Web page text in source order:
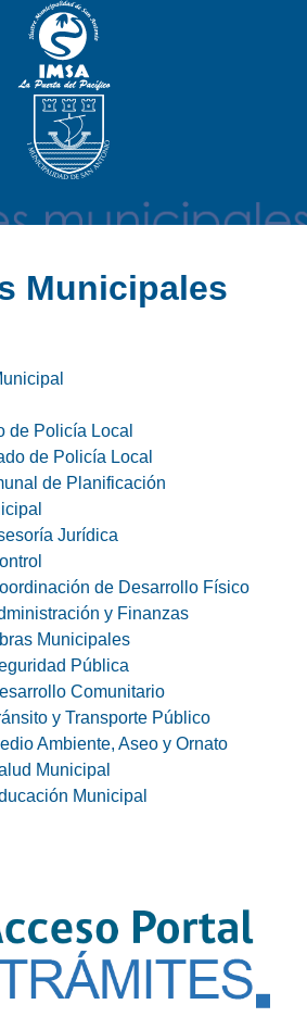
Municipales
de Policía Local
de Policía Local
de Planificación
Jurídica
de Desarrollo Físico
y Finanzas
Municipales
Pública
Comunitario
y Transporte Público
Ambiente, Aseo y Ornato
Municipal
Municipal